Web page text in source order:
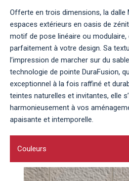
Offerte en trois dimensions, la dalle
espaces extérieurs en oasis de
motif de pose linéaire ou modulaire,
parfaitement à votre design. Sa
l’impression de marcher sur du
technologie de pointe DuraFusion,
exceptionnel à la fois raffiné et
teintes naturelles et invitantes, elle
harmonieusement à vos
apaisante et intemporelle.
Couleurs